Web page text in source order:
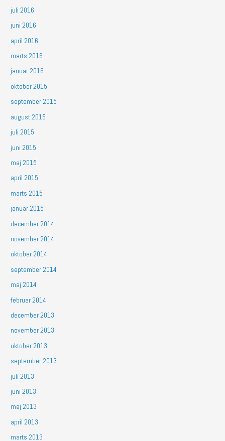
juli 2016
juni 2016
april 2016
marts 2016
januar 2016
oktober 2015
september 2015
august 2015
juli 2015
juni 2015
maj 2015
april 2015
marts 2015
januar 2015
december 2014
november 2014
oktober 2014
september 2014
maj 2014
februar 2014
december 2013
november 2013
oktober 2013
september 2013
juli 2013
juni 2013
maj 2013
april 2013
marts 2013